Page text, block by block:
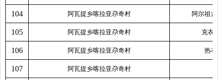
104 阿瓦提乡喀拉亚尕奇村 阿尔祖
105 阿瓦提乡喀拉亚尕奇村 克衣
106 阿瓦提乡喀拉亚尕奇村 热衣
107 阿瓦提乡喀拉亚尕奇村